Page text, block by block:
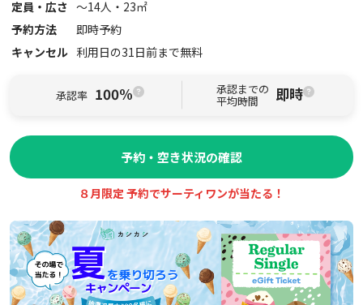
定員・広さ 〜14人・ 23㎡
予約方法
即時予約
キャンセル 利用日の31日前まで無料
承認率 100% 承認までの
平均時間 即時
予約・空き状況の確認
８月限定 予約でサーティワンが当たる！